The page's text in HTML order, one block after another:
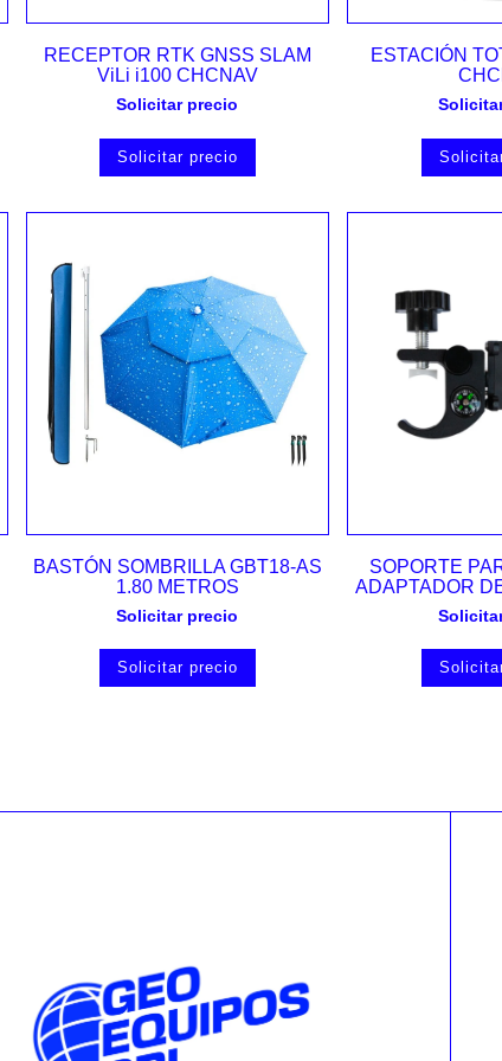
Vista rápida
RECEPTOR RTK GNSS SLAM
ViLi i100 CHCNAV
Solicitar precio
Solicitar precio
Vista
ESTACIÓN
Vista rápida
BASTÓN SOMBRILLA GBT18-AS
1.80 METROS
Solicitar precio
Solicitar precio
Vista
SOPORTE
ADAPTADOR